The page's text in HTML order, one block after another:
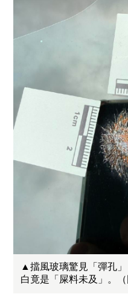
▲擋風玻璃驚見「彈孔
白竟是「屎料未及」。（